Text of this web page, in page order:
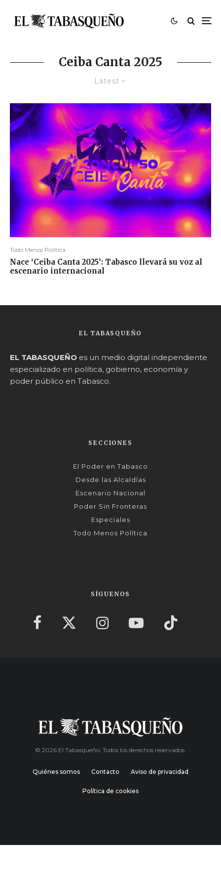
Ceiba Canta 2025
Latest
Todo Menos Política
Nace ‘Ceiba Canta 2025’: Tabasco llevará su voz al
escenario internacional
EL TABASQUEÑO
EL TABASQUEÑO es un medio digital independiente
especializado en política, gobierno, economía y
poder público en Tabasco.
SECCIONES
El Poder en Tabasco
Desde las Alcaldías
Escenario Nacional
Poder Sin Fronteras
Especiales
Todo Menos Política
SÍGUENOS
© 2026 El Tabasqueño. Todos los derechos reservados.
Quiénes somos Contacto Aviso de privacidad
Política de cookies